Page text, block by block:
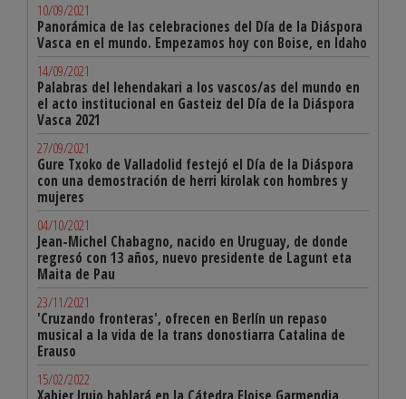
10/09/2021
Panorámica de las celebraciones del Día de la Diáspora
Vasca en el mundo. Empezamos hoy con Boise, en Idaho
14/09/2021
Palabras del lehendakari a los vascos/as del mundo en
el acto institucional en Gasteiz del Día de la Diáspora
Vasca 2021
27/09/2021
Gure Txoko de Valladolid festejó el Día de la Diáspora
con una demostración de herri kirolak con hombres y
mujeres
04/10/2021
Jean-Michel Chabagno, nacido en Uruguay, de donde
regresó con 13 años, nuevo presidente de Lagunt eta
Maita de Pau
23/11/2021
'Cruzando fronteras', ofrecen en Berlín un repaso
musical a la vida de la trans donostiarra Catalina de
Erauso
15/02/2022